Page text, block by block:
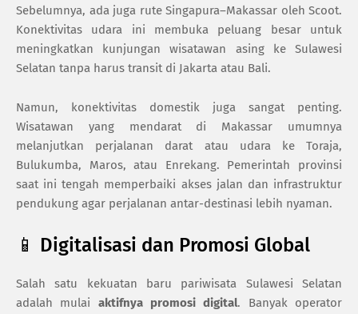
Sebelumnya, ada juga rute Singapura–Makassar oleh Scoot.
Konektivitas udara ini membuka peluang besar untuk
meningkatkan kunjungan wisatawan asing ke Sulawesi
Selatan tanpa harus transit di Jakarta atau Bali.
Namun, konektivitas domestik juga sangat penting.
Wisatawan yang mendarat di Makassar umumnya
melanjutkan perjalanan darat atau udara ke Toraja,
Bulukumba, Maros, atau Enrekang. Pemerintah provinsi
saat ini tengah memperbaiki akses jalan dan infrastruktur
pendukung agar perjalanan antar-destinasi lebih nyaman.
📱 Digitalisasi dan Promosi Global
Salah satu kekuatan baru pariwisata Sulawesi Selatan
adalah mulai aktifnya promosi digital. Banyak operator